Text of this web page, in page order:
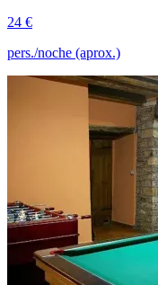
24 €
pers./noche (aprox.)